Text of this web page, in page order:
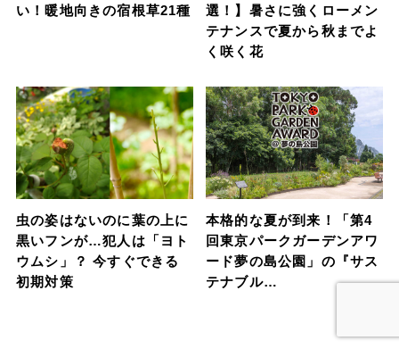
い！暖地向きの宿根草21種
選！】暑さに強くローメン
テナンスで夏から秋までよ
く咲く花
虫の姿はないのに葉の上に
黒いフンが…犯人は「ヨト
ウムシ」？ 今すぐできる
初期対策
本格的な夏が到来！「第4
回東京パークガーデンアワ
ード夢の島公園」の『サス
テナブル…